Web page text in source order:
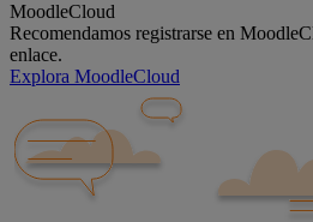
MoodleCloud
Recomendamos registrarse en
enlace.
Explora MoodleCloud